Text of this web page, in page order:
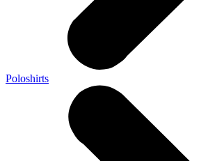
Poloshirts